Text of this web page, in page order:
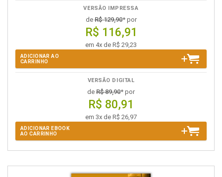
VERSÃO IMPRESSA
deR$ 129,90* por
R$ 116,91
em 4x de R$ 29,23
ADICIONAR AO
CARRINHO
VERSÃO DIGITAL
de R$ 89,90* por
R$ 80,91
em 3x de R$ 26,97
ADICIONAR EBOOK
AO CARRINHO